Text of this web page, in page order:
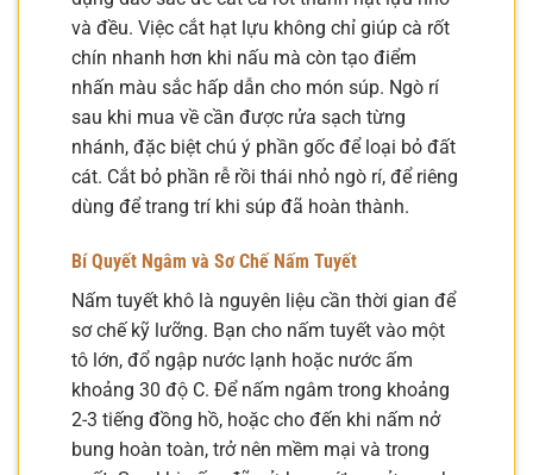
và đều. Việc cắt hạt lựu không chỉ giúp cà rốt
chín nhanh hơn khi nấu mà còn tạo điểm
nhấn màu sắc hấp dẫn cho món súp. Ngò rí
sau khi mua về cần được rửa sạch từng
nhánh, đặc biệt chú ý phần gốc để loại bỏ đất
cát. Cắt bỏ phần rễ rồi thái nhỏ ngò rí, để riêng
dùng để trang trí khi súp đã hoàn thành.
Bí Quyết Ngâm và Sơ Chế Nấm Tuyết
Nấm tuyết khô là nguyên liệu cần thời gian để
sơ chế kỹ lưỡng. Bạn cho nấm tuyết vào một
tô lớn, đổ ngập nước lạnh hoặc nước ấm
khoảng 30 độ C. Để nấm ngâm trong khoảng
2-3 tiếng đồng hồ, hoặc cho đến khi nấm nở
bung hoàn toàn, trở nên mềm mại và trong